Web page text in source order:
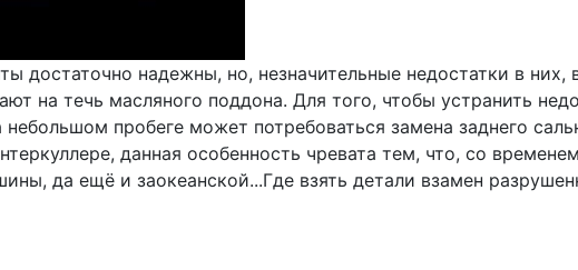
достаточно надежны, но, незначительные недостатки в
на течь масляного поддона. Для того, чтобы устранить
пробеге может потребоваться замена заднего
данная особенность чревата тем, что, со
да ещё и заокеанской...Где взять детали взамен